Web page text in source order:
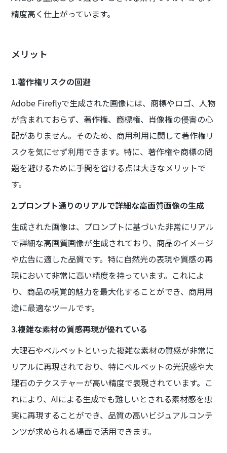
精度高く仕上がっています。
メリット
1.著作権リスクの回避
Adobe Fireflyで生成された画像には、商標やロゴ、人物
が含まれておらず、著作権、商標権、肖像権の侵害の心
配がありません。そのため、商用利用に関して著作権リ
スクを気にせず利用できます。特に、著作権や商標の問
題を避けるために手間を省ける点は大きなメリットで
す。
2.プロンプト通りのリアルで詳細な高画質画像の生成
生成された画像は、プロンプトに基づいた非常にリアル
で詳細な高画質画像が生成されており、商品のイメージ
や広告に適した品質です。特に自然光の表現や質感の再
現において非常に高い精度を持っています。これによ
り、商品の視覚的魅力を最大化することができ、商用用
途に最適なツールです。
3.複雑な素材の質感再現が優れている
大理石やベルベットといった複雑な素材の質感が非常に
リアルに再現されており、特にベルベットの光沢感や大
理石のテクスチャーが高い精度で表現されています。こ
れにより、AIによる生成でも難しいとされる素材感を忠
実に再現することができ、品質の高いビジュアルコンテ
ンツが求められる場面で活用できます。